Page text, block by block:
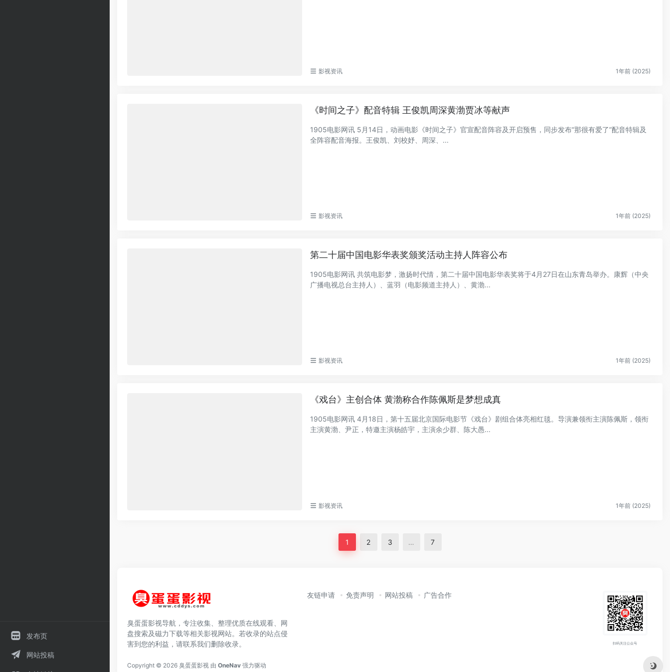
发布页
网站投稿
影视资讯 1年前 (2025)
《时间之子》配音特辑 王俊凯周深黄渤贾冰等献声
1905电影网讯 5月14日，动画电影《时间之子》官宣配音阵容及开启预售，同步发布“那很有爱了”配音特辑及
全阵容配音海报。王俊凯、刘校妤、周深、...
影视资讯 1年前 (2025)
第二十届中国电影华表奖颁奖活动主持人阵容公布
1905电影网讯 共筑电影梦，激扬时代情，第二十届中国电影华表奖将于4月27日在山东青岛举办。康辉（中央
广播电视总台主持人）、蓝羽（电影频道主持人）、黄渤...
影视资讯 1年前 (2025)
《戏台》主创合体 黄渤称合作陈佩斯是梦想成真
1905电影网讯 4月18日，第十五届北京国际电影节《戏台》剧组合体亮相红毯。导演兼领衔主演陈佩斯，领衔
主演黄渤、尹正，特邀主演杨皓宇，主演余少群、陈大愚...
影视资讯 1年前 (2025)
1 2 3 … 7
臭蛋蛋影视导航，专注收集、整理优质在线观看、网
盘搜索及磁力下载等相关影视网站。若收录的站点侵
害到您的利益，请联系我们删除收录。
友链申请 免责声明 网站投稿 广告合作
扫码关注公众号
Copyright © 2026 臭蛋蛋影视 由 OneNav 强力驱动